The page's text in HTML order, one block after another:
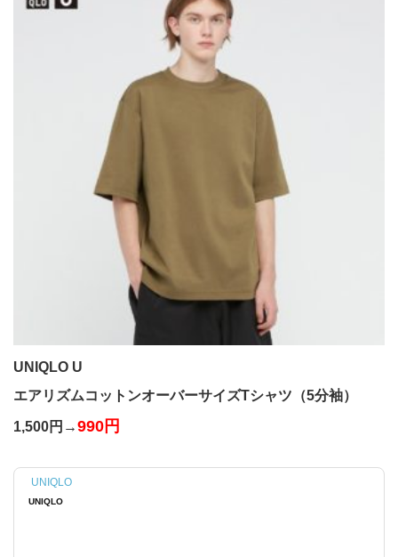
UNIQLO U
エアリズムコットンオーバーサイズTシャツ（5分袖）
1,500円→990円
UNIQLO
UNIQLO